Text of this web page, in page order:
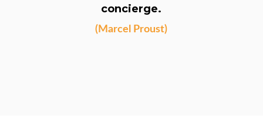
concierge.
(Marcel Proust)